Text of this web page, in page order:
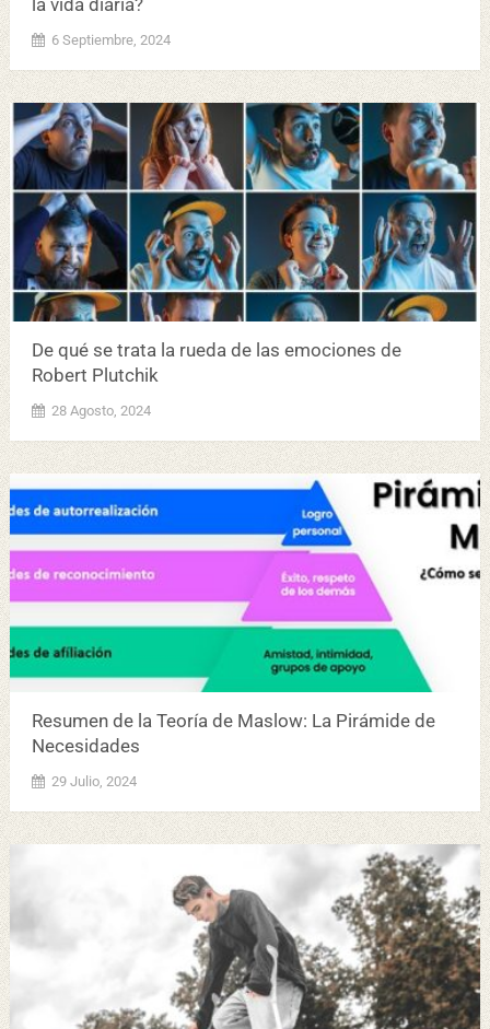
la vida diaria?
6 Septiembre, 2024
De qué se trata la rueda de las emociones de
Robert Plutchik
28 Agosto, 2024
Resumen de la Teoría de Maslow: La Pirámide de
Necesidades
29 Julio, 2024